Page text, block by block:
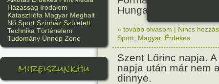
Házasság Irodalom
Katasztrófa Magyar Meghalt
Nő Sport Színház Született
Technika Történelem
Tudomány Ünnep Zene
mireiszunk.hu
Hungaroringen.
» tovább olvasom | Nincs
Sport Magyar, Érdekes
Szent Lőrinc napja.
napja után már nem
dinnye.